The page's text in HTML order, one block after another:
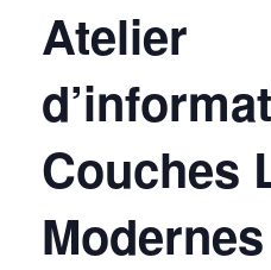
Atelier
Couches
Modernes